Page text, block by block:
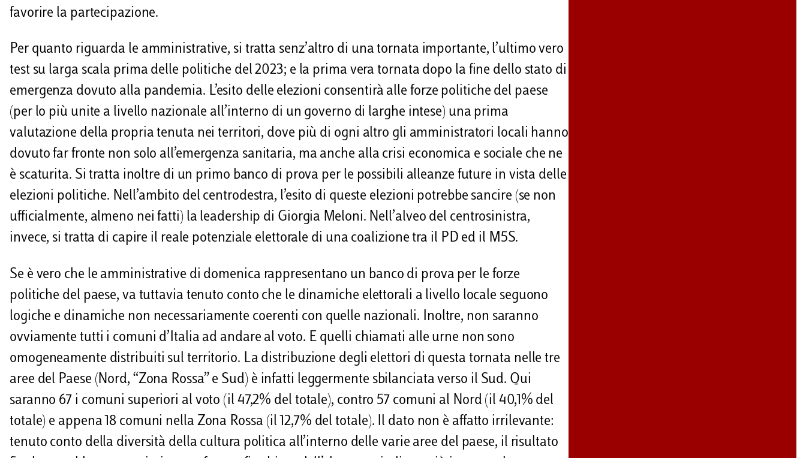
favorire la partecipazione.
Per quanto riguarda le amministrative, si tratta senz’altro di una tornata importante, l’ultimo vero
test su larga scala prima delle politiche del 2023; e la prima vera tornata dopo la fine dello stato di
emergenza dovuto alla pandemia. L’esito delle elezioni consentirà alle forze politiche del paese
(per lo più unite a livello nazionale all’interno di un governo di larghe intese) una prima
valutazione della propria tenuta nei territori, dove più di ogni altro gli amministratori locali hanno
dovuto far fronte non solo all’emergenza sanitaria, ma anche alla crisi economica e sociale che ne
è scaturita. Si tratta inoltre di un primo banco di prova per le possibili alleanze future in vista delle
elezioni politiche. Nell’ambito del centrodestra, l’esito di queste elezioni potrebbe sancire (se non
ufficialmente, almeno nei fatti) la leadership di Giorgia Meloni. Nell’alveo del centrosinistra,
invece, si tratta di capire il reale potenziale elettorale di una coalizione tra il PD ed il M5S.
Se è vero che le amministrative di domenica rappresentano un banco di prova per le forze
politiche del paese, va tuttavia tenuto conto che le dinamiche elettorali a livello locale seguono
logiche e dinamiche non necessariamente coerenti con quelle nazionali. Inoltre, non saranno
ovviamente tutti i comuni d’Italia ad andare al voto. E quelli chiamati alle urne non sono
omogeneamente distribuiti sul territorio. La distribuzione degli elettori di questa tornata nelle tre
aree del Paese (Nord, “Zona Rossa” e Sud) è infatti leggermente sbilanciata verso il Sud. Qui
saranno 67 i comuni superiori al voto (il 47,2% del totale), contro 57 comuni al Nord (il 40,1% del
totale) e appena 18 comuni nella Zona Rossa (il 12,7% del totale). Il dato non è affatto irrilevante:
tenuto conto della diversità della cultura politica all’interno delle varie aree del paese, il risultato